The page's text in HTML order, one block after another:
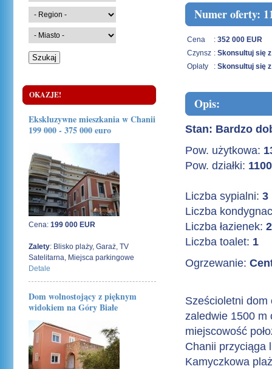
OKAZJE!
Ekskluzywne mieszkania w Chanii
199 000 - 375 000 euro
Cena: 199 000 EUR
Zalety: Blisko plaży, Garaż, TV
Satelitarna, Miejsca parkingowe
Detale
Dom wolnostojący z pięknym
widokiem na Góry Białe
Numer oferty:
Cena : 352 000 EUR
Czynsz : Skonsultuj się
Opłaty
: Skonsultuj się
Opis:
Stan: Bardzo
Pow. użytkowa:
Pow. działki:
Liczba sypialni: 3
Liczba
Liczba łazienek: 2
Liczba toalet: 1
Ogrzewanie:
Sześcioletni dom
zaledwie 1500 m
miejscowość
Chanii przyciąga
Kamyczkowa